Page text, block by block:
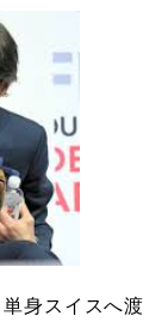
身スイスへ渡